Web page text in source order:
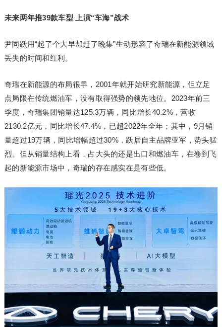
未来两年推39款车型 上演“车海”战术
尹同跃用“起了个大早却赶了晚集”生动形容了奇瑞在新能源领域
丢失的时间和红利。
奇瑞在新能源的布局很早，2001年就开始研究新能源，但立足
点局限在传统燃油车，没有取得强势的领先地位。2023年前三
季度，奇瑞集团销量达125.3万辆，同比增长40.2%，营收
2130.2亿元，同比增长47.4%，已超2022年全年；其中，9月销
量超过19万辆，同比增幅超过30%，跃居自主品牌亚军，势头猛
烈。但从销量结构上看，占大头的还是出口和燃油车，在卷到飞
起的新能源市场中，奇瑞的存在感实在是有些低。